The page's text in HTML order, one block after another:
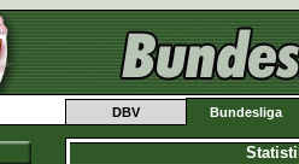
DBV Bundesliga